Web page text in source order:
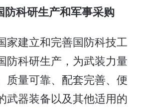
科研生产和军事采购
建立和完善国防科技工
防科研生产，为武装力量
质量可靠、配套完善、便
武器装备以及其他适用的